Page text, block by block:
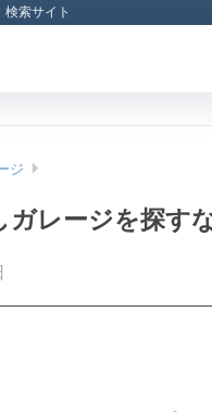
索サイト
ジ
ガレージを探す